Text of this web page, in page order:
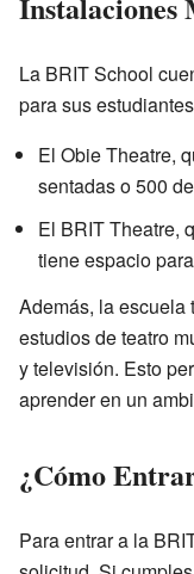
La BRIT School
para sus
El Obie Theatre,
sentadas o 500
El BRIT Theatre,
tiene espacio
Además, la escuela
estudios de teatro
y televisión. Esto
aprender en un
¿Cómo
Para entrar a la